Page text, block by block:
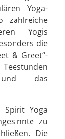
Yoga-
zahlreiche
Yogis
die
& Greet“-
das
Spirit Yoga
zu
Die